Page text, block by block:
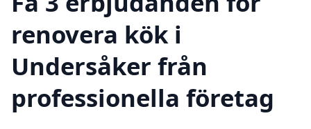
renovera kök i
Undersåker från
professionella företag